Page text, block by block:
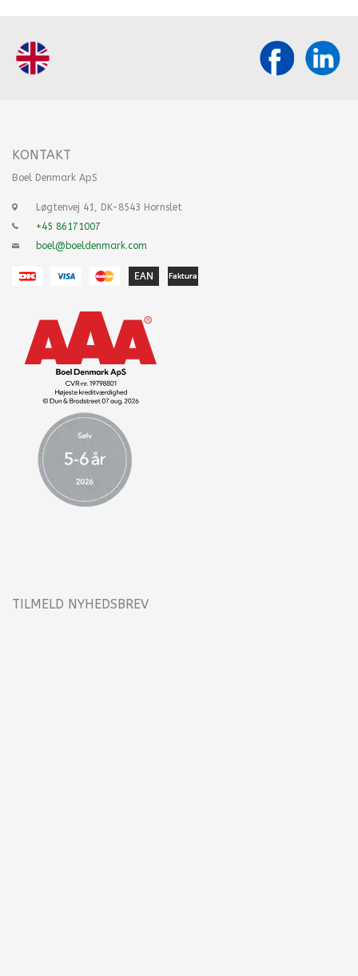
KONTAKT
Boel Denmark ApS
Løgtenvej 41, DK-8543 Hornslet
+45 86171007
boel@boeldenmark.com
TILMELD NYHEDSBREV